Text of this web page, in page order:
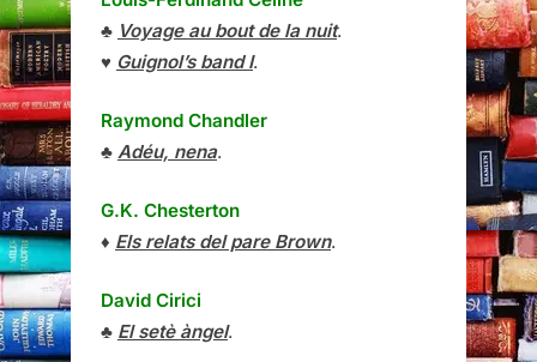
♣ Voyage au bout de la nuit.
♥ Guignol’s band I.
Raymond Chandler
♣ Adéu, nena.
G.K. Chesterton
♦ Els relats del pare Brown.
David Cirici
♣ El setè àngel.